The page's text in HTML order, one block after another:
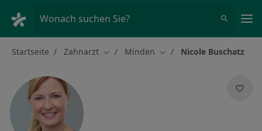
Wonach suchen Sie?
Startseite Zahnarzt Stadt ändern
Minden Stadt ändern
Nicole Buschatz